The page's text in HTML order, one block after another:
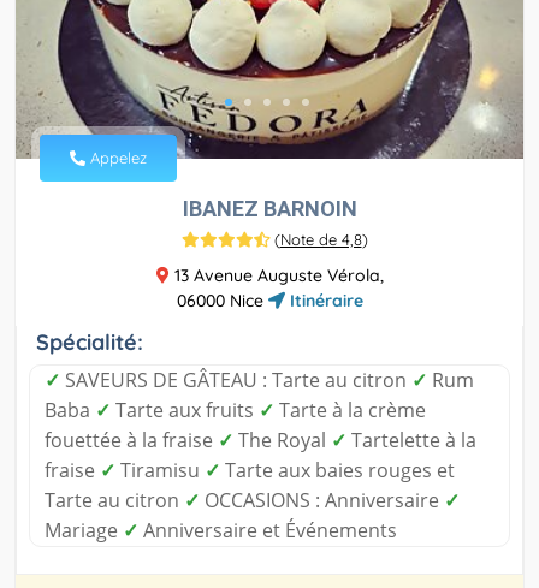
Appelez
IBANEZ BARNOIN
(Note de 4,8)
13 Avenue Auguste Vérola,
06000 Nice
Itinéraire
Spécialité:
✓ SAVEURS DE GÂTEAU : Tarte au citron ✓ Rum
Baba ✓ Tarte aux fruits ✓ Tarte à la crème
fouettée à la fraise ✓ The Royal ✓ Tartelette à la
fraise ✓ Tiramisu ✓ Tarte aux baies rouges et
Tarte au citron ✓ OCCASIONS : Anniversaire ✓
Mariage ✓ Anniversaire et Événements